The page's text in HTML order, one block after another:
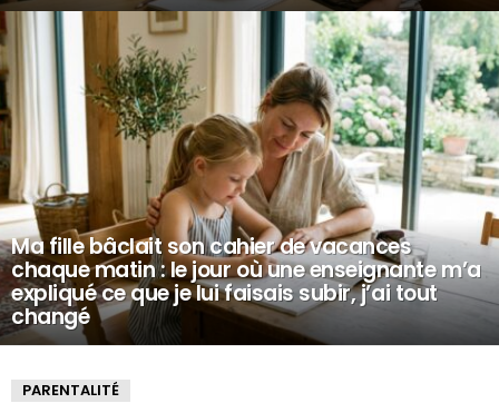
Ma fille bâclait son cahier de vacances
chaque matin : le jour où une enseignante m’a
expliqué ce que je lui faisais subir, j’ai tout
changé
PARENTALITÉ